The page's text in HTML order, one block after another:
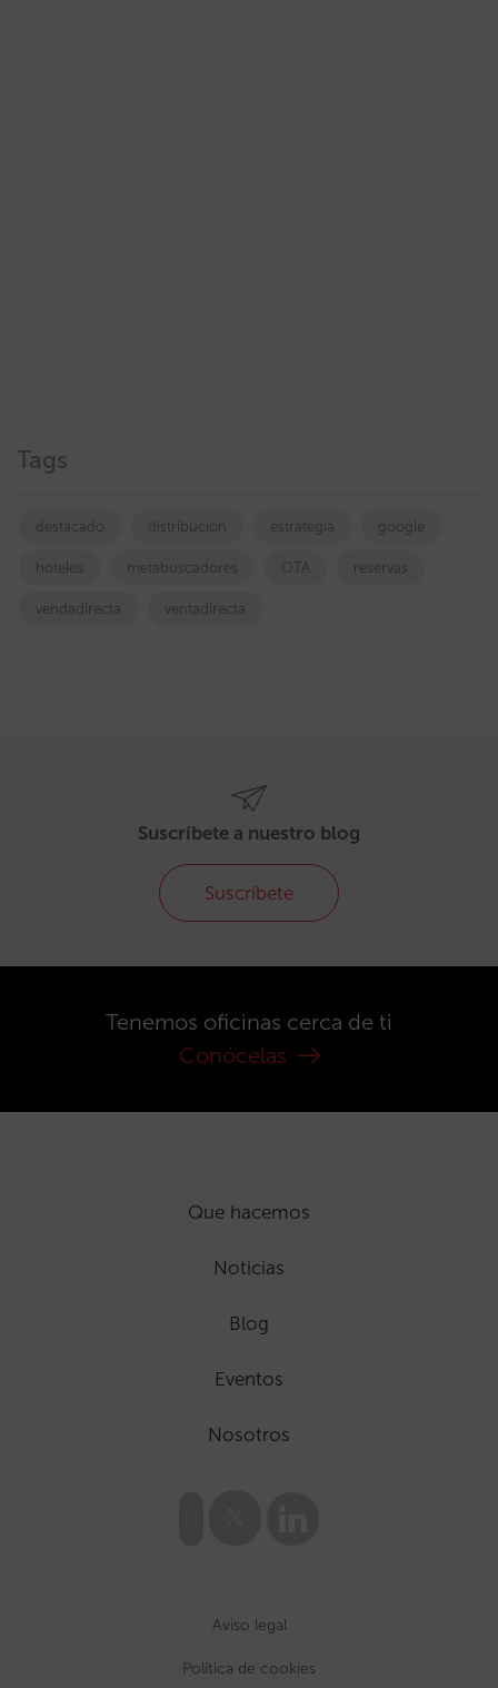
Tags
destacado distribucion estrategia google
hoteles metabuscadores OTA reservas
vendadirecta ventadirecta
Suscríbete a nuestro blog
Suscríbete
Tenemos oficinas cerca de ti
Conócelas
Que hacemos
Noticias
Blog
Eventos
Nosotros
Aviso legal
Política de cookies